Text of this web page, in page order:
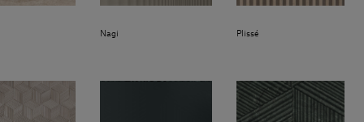
Nagi Plissé